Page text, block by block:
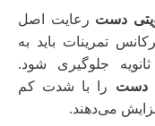
دست رعایت اصل
تمرینات باید به
جلوگیری شود.
دست را با شدت کم
می‌دهند.